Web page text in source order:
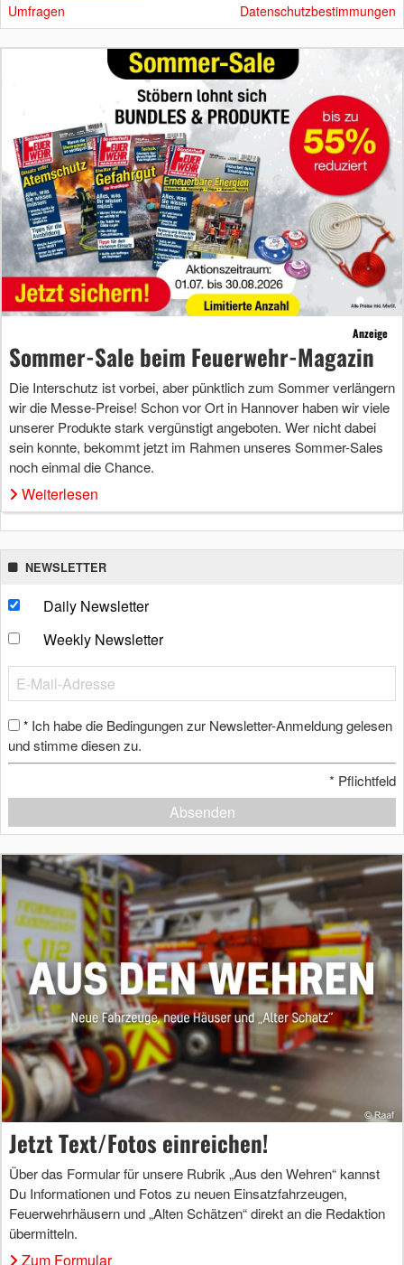
Umfragen Datenschutzbestimmungen
Anzeige
Sommer-Sale beim Feuerwehr-Magazin
Die Interschutz ist vorbei, aber pünktlich zum Sommer verlängern
wir die Messe-Preise! Schon vor Ort in Hannover haben wir viele
unserer Produkte stark vergünstigt angeboten. Wer nicht dabei
sein konnte, bekommt jetzt im Rahmen unseres Sommer-Sales
noch einmal die Chance.
Weiterlesen
NEWSLETTER
Daily Newsletter
Weekly Newsletter
* Ich habe die Bedingungen zur Newsletter-Anmeldung gelesen
und stimme diesen zu.
* Pflichtfeld
Absenden
Jetzt Text/Fotos einreichen!
Über das Formular für unsere Rubrik „Aus den Wehren“ kannst
Du Informationen und Fotos zu neuen Einsatzfahrzeugen,
Feuerwehrhäusern und „Alten Schätzen“ direkt an die Redaktion
übermitteln.
Zum Formular